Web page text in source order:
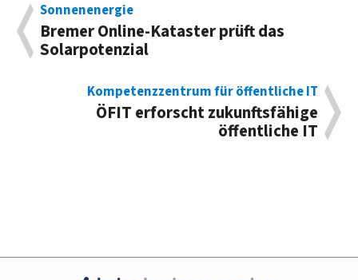
Sonnenenergie
Bremer Online-Kataster prüft das
Solarpotenzial
Kompetenzzentrum für öffentliche IT
ÖFIT erforscht zukunftsfähige
öffentliche IT